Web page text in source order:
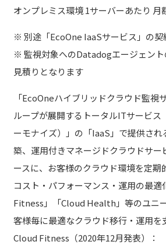
オンプレミス環境 1サーバーあたり 月
※ 別途「EcoOne IaaSサービス」の契
※ 監視対象へのDatadogエージェン
見積りとなります
「EcoOneハイブリッドクラウド監視
ループが展開するトータルITサービス
ーモナイズ）」の「IaaS」で提供さ
築、運用付きマネージドクラウドサー
ースに、お客様のクラウド環境を定期
コスト・パフォーマンス・運用の最
Fitness」「Cloud Health」等のユニ
客様毎に最適なクラウド移行・運用を
Cloud Fitness（2020年12月発表）：